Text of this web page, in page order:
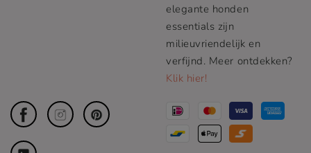
elegante honden
essentials zijn
milieuvriendelijk en
verfijnd. Meer ontdekken?
Klik hier!